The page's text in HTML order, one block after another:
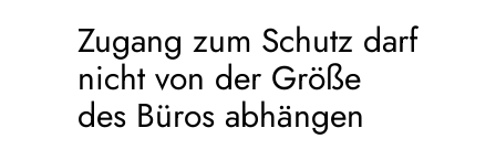
Zugang zum Schutz darf
nicht von der Größe
des Büros abhängen